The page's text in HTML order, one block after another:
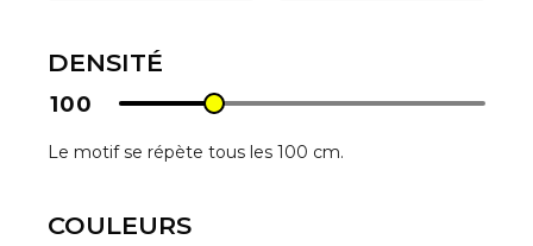
DENSITÉ
100
Le motif se répète tous les 100 cm.
COULEURS